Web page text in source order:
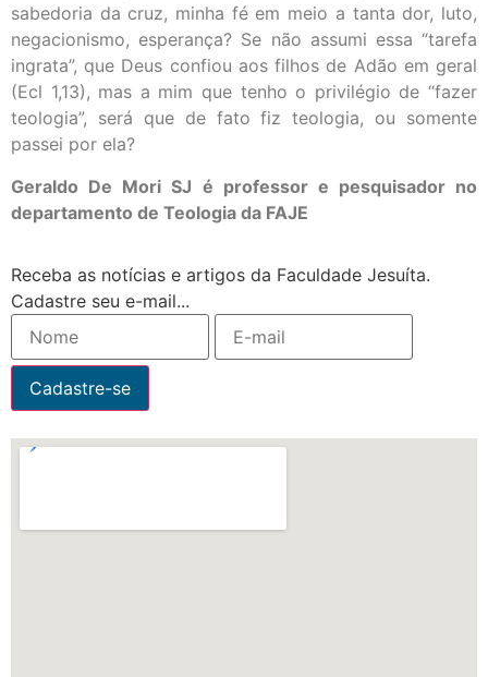
sabedoria da cruz, minha fé em meio a tanta dor, luto,
negacionismo, esperança? Se não assumi essa “tarefa
ingrata”, que Deus confiou aos filhos de Adão em geral
(Ecl 1,13), mas a mim que tenho o privilégio de “fazer
teologia”, será que de fato fiz teologia, ou somente
passei por ela?
Geraldo De Mori SJ é professor e pesquisador no
departamento de Teologia da FAJE
Receba as notícias e artigos da Faculdade Jesuíta.
Cadastre seu e-mail...